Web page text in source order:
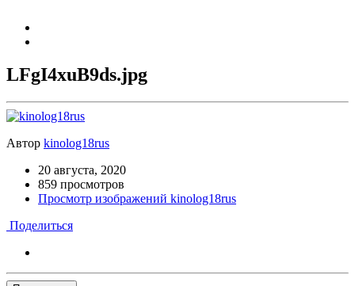
LFgI4xuB9ds.jpg
Автор kinolog18rus
20 августа, 2020
859 просмотров
Просмотр изображений kinolog18rus
Поделиться